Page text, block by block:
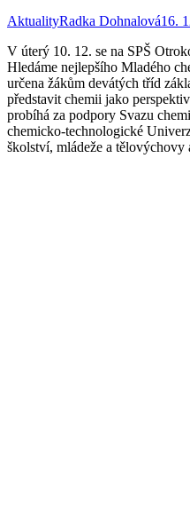
AktualityRadka Dohnalová16.
V úterý 10. 12. se na SPŠ
Hledáme nejlepšího Mladého
určena žákům devátých tříd
představit chemii jako
probíhá za podpory Svazu
chemicko-technologické
školství, mládeže a